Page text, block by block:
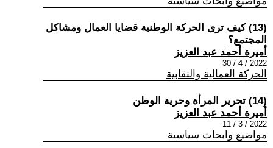
(13) كيف ترى الحركة الوطنية قضايا العمال ومشاكل
المجتمع؟
أميرة أحمد عبد العزيز
2022 / 4 / 30
الحركة العمالية والنقابية
(14) تحرير المرأة وحرية الوطن
أميرة أحمد عبد العزيز
2022 / 3 / 11
مواضيع وابحاث سياسية